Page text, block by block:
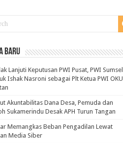
BARU
Lanjuti Keputusan PWI Pusat, PWI Sumsel
Ishak Nasroni sebagai Plt Ketua PWI OKU
Akuntabilitas Dana Desa, Pemuda dan
Sukamerindu Desak APH Turun Tangan
Memangkas Beban Pengadilan Lewat
Media Siber